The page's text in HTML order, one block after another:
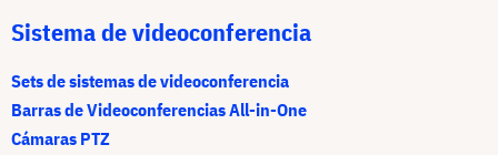
Sistema de videoconferencia
Sets de sistemas de videoconferencia
Barras de Videoconferencias All-in-One
Cámaras PTZ